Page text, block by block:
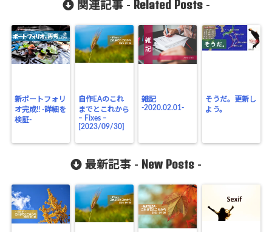
関連記事 - Related Posts-
新ポートフォリ
オ完成!! -詳細を
検証-
自作EAのこれ
までとこれから
– Fixes –
[2023/09/30]
雑記
-2020.02.01-
そうだ。更新し
よう。
最新記事 - New Posts -